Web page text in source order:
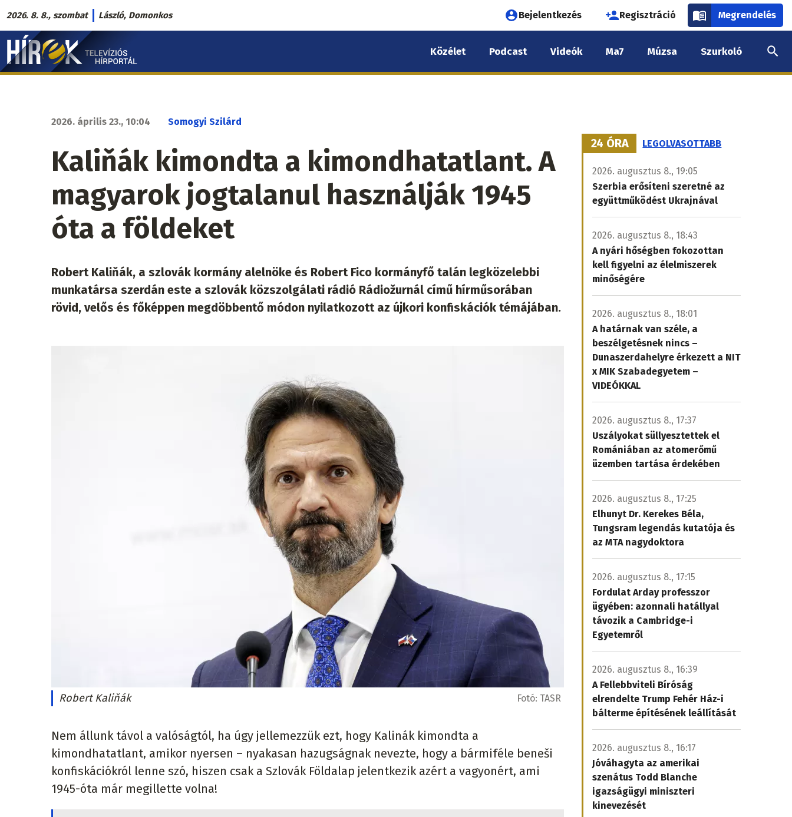
Ugrás
a
tartalomra
2026. 8. 8., szombat László, Domonkos
Felhasználói
fiók
menüje
Bejelentkezés Regisztráció Megrendelés
Hírek.sk
fő
Közélet Podcast Videók Ma7 Múzsa Szurkoló
2026. április 23., 10:04 Somogyi Szilárd
Kaliňák kimondta a kimondhatatlant. A
magyarok jogtalanul használják 1945
óta a földeket
Robert Kaliňák, a szlovák kormány alelnöke és Robert Fico kormányfő talán legközelebbi
munkatársa szerdán este a szlovák közszolgálati rádió Rádiožurnál című hírműsorában
rövid, velős és főképpen megdöbbentő módon nyilatkozott az újkori konfiskációk témájában.
Robert Kaliňák Fotó: TASR
Nem állunk távol a valóságtól, ha úgy jellemezzük ezt, hogy Kalinák kimondta a
kimondhatatlant, amikor nyersen – nyakasan hazugságnak nevezte, hogy a bármiféle beneši
konfiskációkról lenne szó, hiszen csak a Szlovák Földalap jelentkezik azért a vagyonért, ami
1945-óta már megillette volna!
24 ÓRA LEGOLVASOTTABB
2026. augusztus 8., 19:05
Szerbia erősíteni szeretné az
együttműködést Ukrajnával
2026. augusztus 8., 18:43
A nyári hőségben fokozottan
kell figyelni az élelmiszerek
minőségére
2026. augusztus 8., 18:01
A határnak van széle, a
beszélgetésnek nincs –
Dunaszerdahelyre érkezett a NIT
x MIK Szabadegyetem –
VIDEÓKKAL
2026. augusztus 8., 17:37
Uszályokat süllyesztettek el
Romániában az atomerőmű
üzemben tartása érdekében
2026. augusztus 8., 17:25
Elhunyt Dr. Kerekes Béla,
Tungsram legendás kutatója és
az MTA nagydoktora
2026. augusztus 8., 17:15
Fordulat Arday professzor
ügyében: azonnali hatállyal
távozik a Cambridge-i
Egyetemről
2026. augusztus 8., 16:39
A Fellebbviteli Bíróság
elrendelte Trump Fehér Ház-i
bálterme építésének leállítását
2026. augusztus 8., 16:17
Jóváhagyta az amerikai
szenátus Todd Blanche
igazságügyi miniszteri
kinevezését